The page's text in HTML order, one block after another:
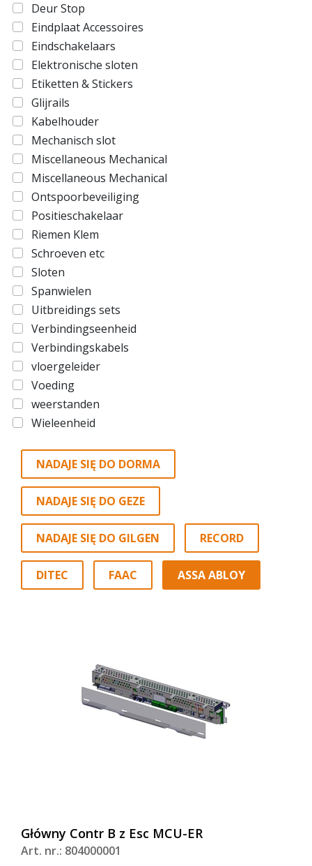
Deur Stop
Eindplaat Accessoires
Eindschakelaars
Elektronische sloten
Etiketten & Stickers
Glijrails
Kabelhouder
Mechanisch slot
Miscellaneous Mechanical
Miscellaneous Mechanical
Ontspoorbeveiliging
Positieschakelaar
Riemen Klem
Schroeven etc
Sloten
Spanwielen
Uitbreidings sets
Verbindingseenheid
Verbindingskabels
vloergeleider
Voeding
weerstanden
Wieleenheid
NADAJE SIĘ DO DORMA
NADAJE SIĘ DO GEZE
NADAJE SIĘ DO GILGEN RECORD
DITEC FAAC ASSA ABLOY
Główny Contr B z Esc MCU-ER
Art. nr.: 804000001